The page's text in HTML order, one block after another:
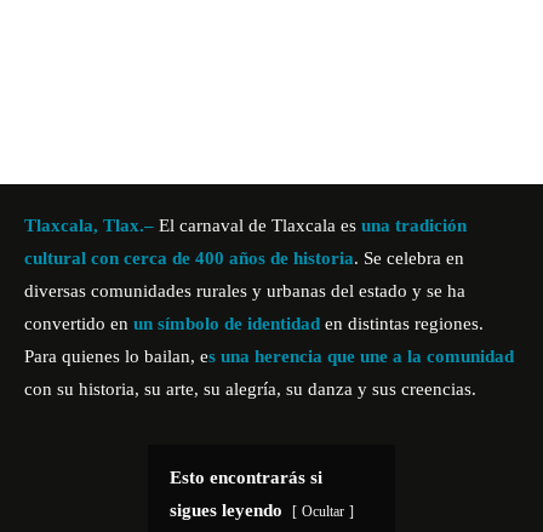
Tlaxcala, Tlax.– El carnaval de Tlaxcala es una tradición
cultural con cerca de 400 años de historia. Se celebra en
diversas comunidades rurales y urbanas del estado y se ha
convertido en un símbolo de identidad en distintas regiones.
Para quienes lo bailan, es una herencia que une a la comunidad
con su historia, su arte, su alegría, su danza y sus creencias.
Esto encontrarás si
sigues leyendo
Ocultar